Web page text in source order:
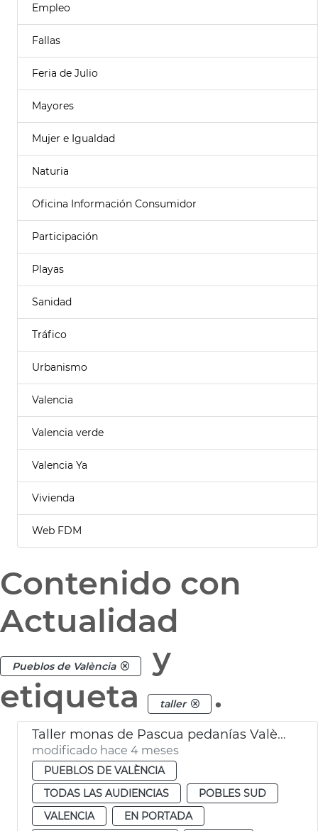
Empleo
Fallas
Feria de Julio
Mayores
Mujer e Igualdad
Naturia
Oficina Información Consumidor
Participación
Playas
Sanidad
Tráfico
Urbanismo
Valencia
Valencia verde
Valencia Ya
Vivienda
Web FDM
Contenido con
Actualidad
Pueblos de València
y
etiqueta
taller .
Taller monas de Pascua pedanías València
modificado hace 4 meses
PUEBLOS DE VALÈNCIA
TODAS LAS AUDIENCIAS
POBLES SUD
VALENCIA
EN PORTADA